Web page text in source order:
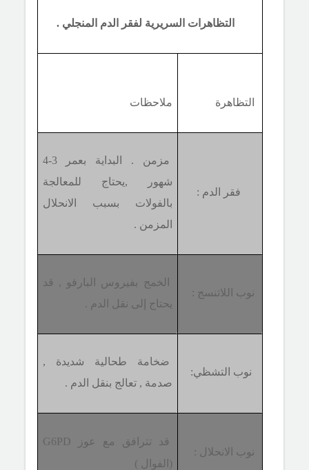
التظاهرات السريرية لفقر الدم المنجلي .
التظاهرة ملاحظات
فقر الدم :
مزمن . البداية بعمر 3-4
شهور ,يحتاج للمعالجة
بالفولات بسبب الانحلال
المزمن .
نوب اللاتنسج :
الخمج بفيروس البارفو , قد
يحتاج إلى نقل الدم .
نوب التشظي:
ضخامة طحالية شديدة ,
صدمة , تعالج بنقل الدم .
نوب الانحلال :
قد تترافق مع عوز G6PD
(الفوال )